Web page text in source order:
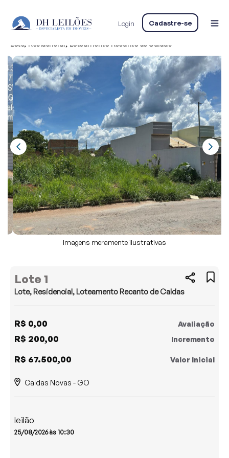
Login Cadastre-se
LEILÃO DE DIVERSOS IMÓVEIS RESIDENCIAIS E RURAIS
RESIDENCIAL
Lote
Lote, Residencial, Loteamento Recanto de Caldas
Imagens meramente ilustrativas
Lote 1
Lote, Residencial, Loteamento Recanto de Caldas
R$ 0,00 Avaliação
R$ 200,00 Incremento
R$ 67.500,00 Valor Inicial
Caldas Novas - GO
leilão
25/08/2026 às 10:30